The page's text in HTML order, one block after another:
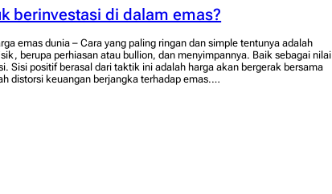
berinvestasi di dalam emas?
emas dunia – Cara yang paling ringan dan simple tentunya adalah
berupa perhiasan atau bullion, dan menyimpannya. Baik sebagai nilai
Sisi positif berasal dari taktik ini adalah harga akan bergerak bersama
distorsi keuangan berjangka terhadap emas.…